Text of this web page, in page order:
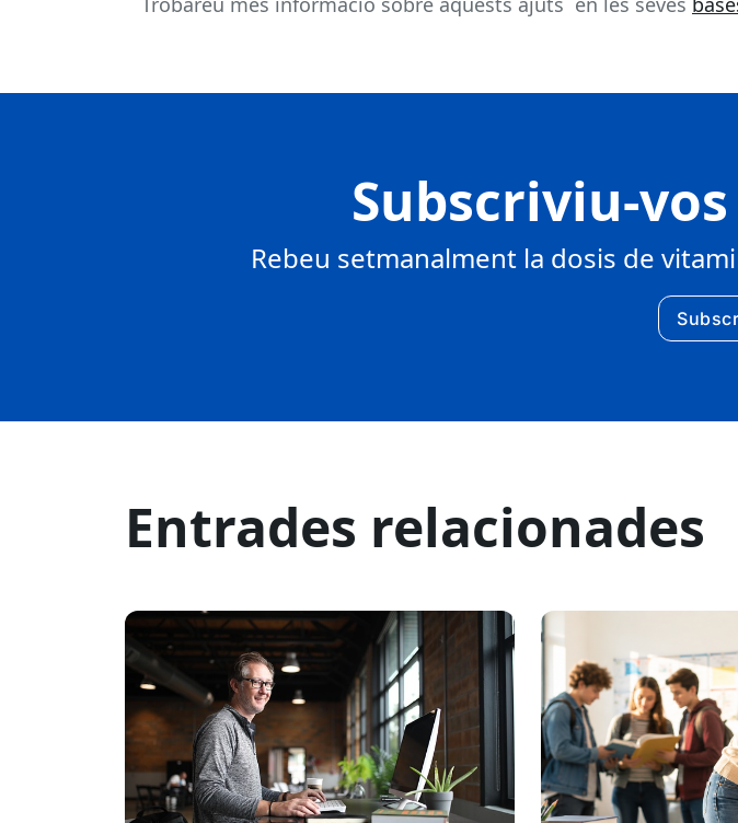
Subscriviu-
Rebeu setmanalment la dosis de
Entrades relacionades